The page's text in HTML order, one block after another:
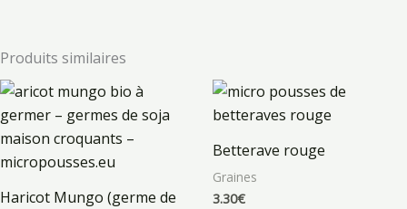
Produits similaires
Haricot Mungo (germe de
Plage
de
prix :
1.45€
17.90€
Betterave rouge
Graines
3.30€